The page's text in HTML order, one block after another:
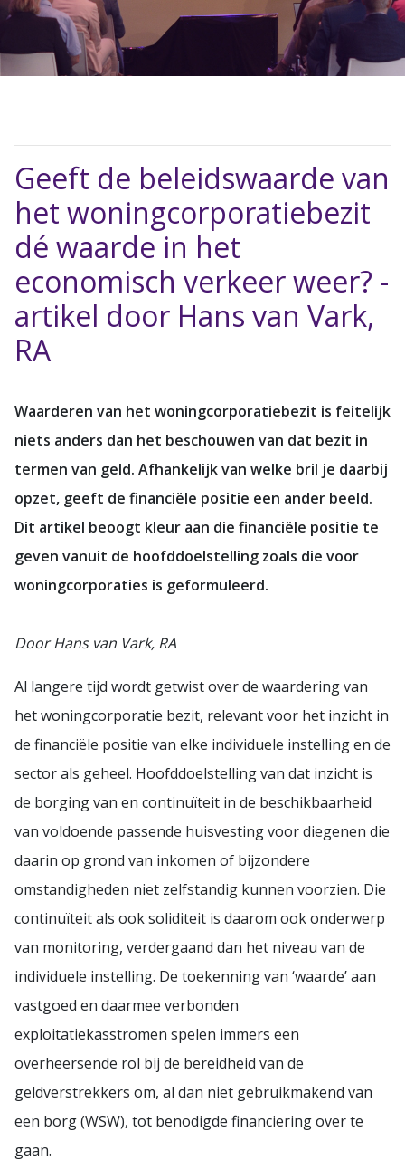
Geeft de beleidswaarde van
het woningcorporatiebezit
dé waarde in het
economisch verkeer weer? -
artikel door Hans van Vark,
RA
Waarderen van het woningcorporatiebezit is feitelijk
niets anders dan het beschouwen van dat bezit in
termen van geld. Afhankelijk van welke bril je daarbij
opzet, geeft de financiële positie een ander beeld.
Dit artikel beoogt kleur aan die financiële positie te
geven vanuit de hoofddoelstelling zoals die voor
woningcorporaties is geformuleerd.
Door Hans van Vark, RA
Al langere tijd wordt getwist over de waardering van
het woningcorporatie bezit, relevant voor het inzicht in
de financiële positie van elke individuele instelling en de
sector als geheel. Hoofddoelstelling van dat inzicht is
de borging van en continuïteit in de beschikbaarheid
van voldoende passende huisvesting voor diegenen die
daarin op grond van inkomen of bijzondere
omstandigheden niet zelfstandig kunnen voorzien. Die
continuïteit als ook soliditeit is daarom ook onderwerp
van monitoring, verdergaand dan het niveau van de
individuele instelling. De toekenning van ‘waarde’ aan
vastgoed en daarmee verbonden
exploitatiekasstromen spelen immers een
overheersende rol bij de bereidheid van de
geldverstrekkers om, al dan niet gebruikmakend van
een borg (WSW), tot benodigde financiering over te
gaan.